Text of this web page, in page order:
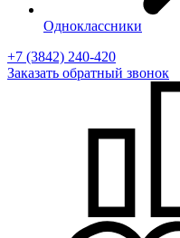
Одноклассники
+7 (3842) 240-420
Заказать обратный звонок